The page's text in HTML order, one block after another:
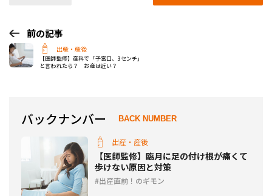
前の記事
出産・産後
【医師監修】産科で「子宮口、3センチ」
と言われたら？ お産は近い？
バックナンバー BACK NUMBER
出産・産後
【医師監修】臨月に足の付け根が痛くて
歩けない原因と対策
出産直前！のギモン